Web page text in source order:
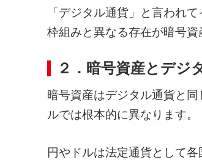
「デジタル通貨」と言われ
枠組みと異なる存在が暗号
２．暗号資産とデジ
暗号資産はデジタル通貨と
ルでは根本的に異なります。
円やドルは法定通貨として